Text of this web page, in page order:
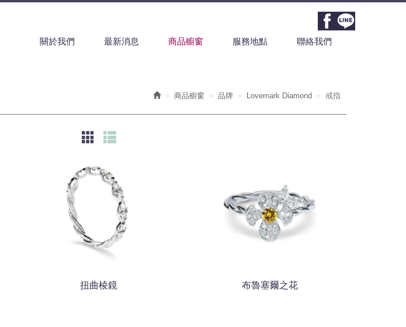
關於我們 最新消息 商品櫥窗 服務地點 聯絡我們
商品櫥窗 品牌 Lovemark Diamond 戒指
扭曲棱鏡 布魯塞爾之花